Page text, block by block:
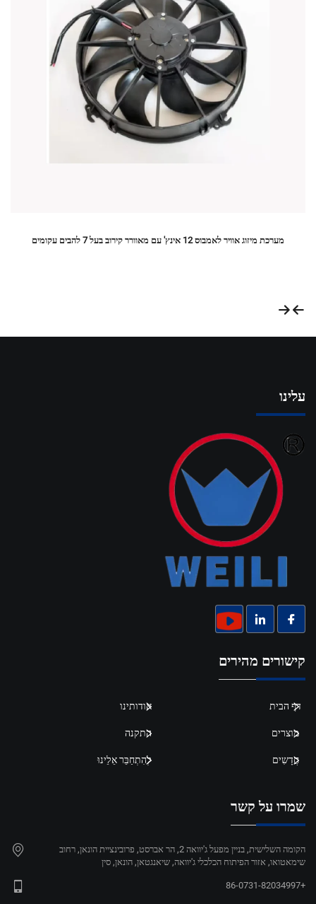
מערכת מיזוג אוויר לאמבוס 12 אינץ' עם מאוורר קירוב בעל 7 להבים עקומים
עלינו
קישורים מהירים
דף הבית אודותינו
מוצרים התקנה
חֲדָשִים לְהִתְחַבֵּר אֵלֵינוּ
שמרו על קשר
הקומה השלישית, בניין מפעל ג'יוואה 2, הר אברסט, פרובינציית הונאן, רחוב
שימאטואו, אזור הפיתוח הכלכלי ג'יוואה, שיאנגטאן, הונאן, סין
+86-0731-82034997